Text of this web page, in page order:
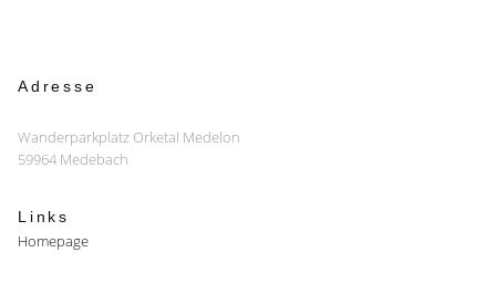
Adresse
Wanderparkplatz Orketal Medelon
59964 Medebach
Links
Homepage